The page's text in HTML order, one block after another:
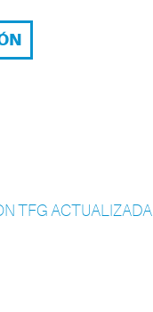
TFG ACTUALIZADA